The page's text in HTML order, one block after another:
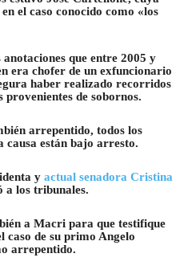
el caso conocido como «los
que entre 2005 y
era chofer de un exfuncionario
haber realizado recorridos
de sobornos.
arrepentido, todos los
causa están bajo arresto.
y actual senadora Cristina
a los tribunales.
a Macri para que testifique
caso de su primo Angelo
arrepentido.